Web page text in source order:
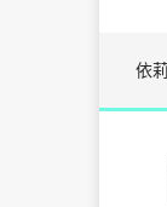
依